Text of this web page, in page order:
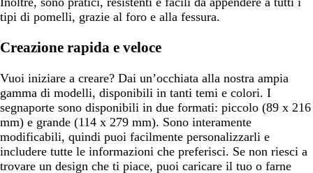
tipi di pomelli, grazie al foro e alla fessura.
Creazione rapida e veloce
Vuoi iniziare a creare? Dai un’occhiata alla nostra ampia
gamma di modelli, disponibili in tanti temi e colori. I
segnaporte sono disponibili in due formati: piccolo (89 x 216
mm) e grande (114 x 279 mm). Sono interamente
modificabili, quindi puoi facilmente personalizzarli e
includere tutte le informazioni che preferisci. Se non riesci a
trovare un design che ti piace, puoi caricare il tuo o farne